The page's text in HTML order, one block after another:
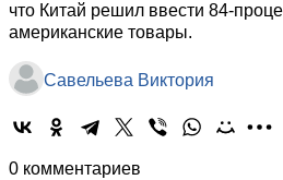
что Китай решил ввести 84-
американские товары.
Савельева Виктория
0 комментариев